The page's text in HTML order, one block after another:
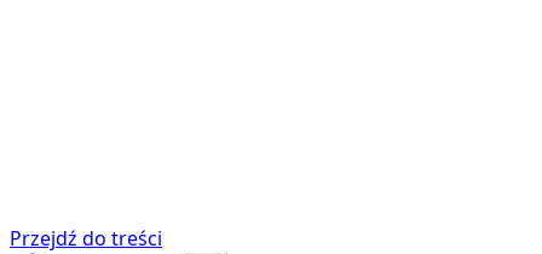
Przejdź do treści